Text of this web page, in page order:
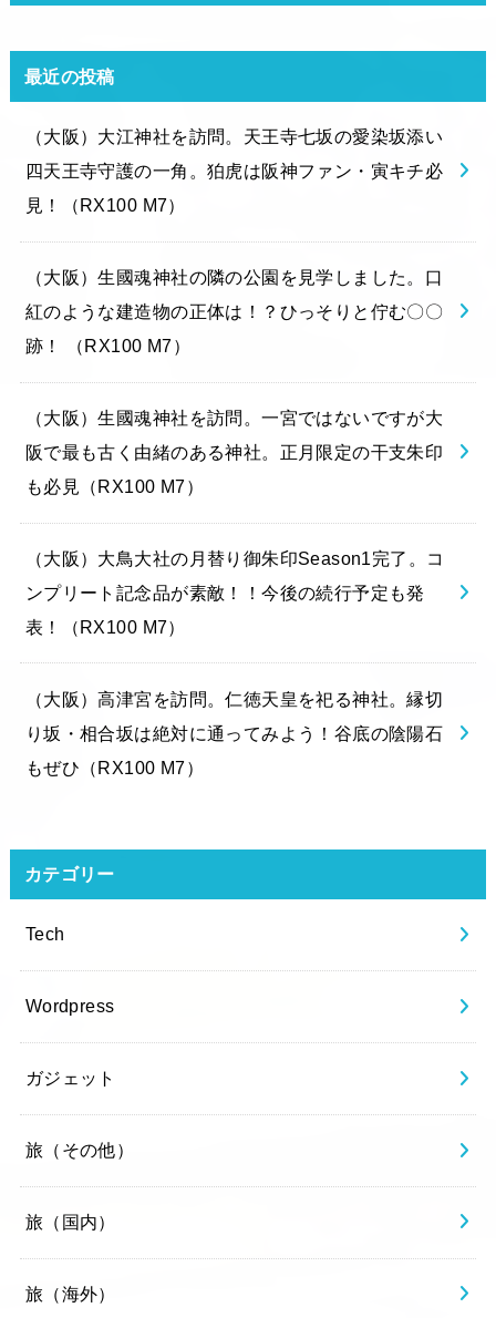
最近の投稿
（大阪）大江神社を訪問。天王寺七坂の愛染坂添い
四天王寺守護の一角。狛虎は阪神ファン・寅キチ必
見！（RX100 M7）
（大阪）生國魂神社の隣の公園を見学しました。口
紅のような建造物の正体は！？ひっそりと佇む〇〇
跡！ （RX100 M7）
（大阪）生國魂神社を訪問。一宮ではないですが大
阪で最も古く由緒のある神社。正月限定の干支朱印
も必見（RX100 M7）
（大阪）大鳥大社の月替り御朱印Season1完了。コ
ンプリート記念品が素敵！！今後の続行予定も発
表！（RX100 M7）
（大阪）高津宮を訪問。仁徳天皇を祀る神社。縁切
り坂・相合坂は絶対に通ってみよう！谷底の陰陽石
もぜひ（RX100 M7）
カテゴリー
Tech
Wordpress
ガジェット
旅（その他）
旅（国内）
旅（海外）